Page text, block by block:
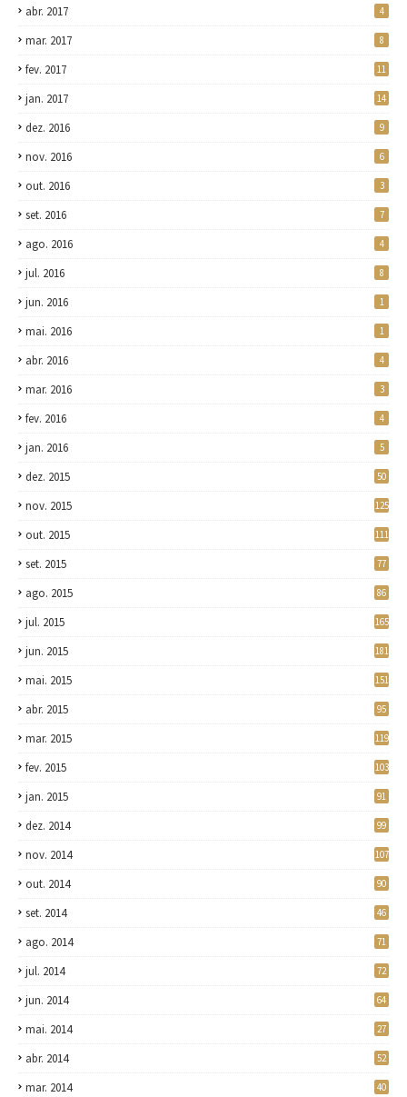
abr. 2017 4
mar. 2017 8
fev. 2017 11
jan. 2017 14
dez. 2016 9
nov. 2016 6
out. 2016 3
set. 2016 7
ago. 2016 4
jul. 2016 8
jun. 2016 1
mai. 2016 1
abr. 2016 4
mar. 2016 3
fev. 2016 4
jan. 2016 5
dez. 2015 50
nov. 2015 125
out. 2015 111
set. 2015 77
ago. 2015 86
jul. 2015 165
jun. 2015 181
mai. 2015 151
abr. 2015 95
mar. 2015 119
fev. 2015 103
jan. 2015 91
dez. 2014 99
nov. 2014 107
out. 2014 90
set. 2014 46
ago. 2014 71
jul. 2014 72
jun. 2014 64
mai. 2014 27
abr. 2014 52
mar. 2014 40